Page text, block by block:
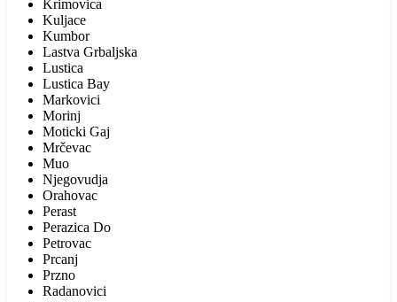
Krimovica
Kuljace
Kumbor
Lastva Grbaljska
Lustica
Lustica Bay
Markovici
Morinj
Moticki Gaj
Mrčevac
Muo
Njegovudja
Orahovac
Perast
Perazica Do
Petrovac
Prcanj
Przno
Radanovici